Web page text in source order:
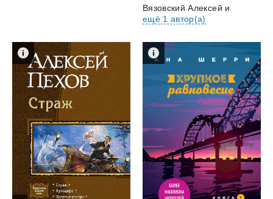
Вязовский Алексей и
ещё 1 автор(а)